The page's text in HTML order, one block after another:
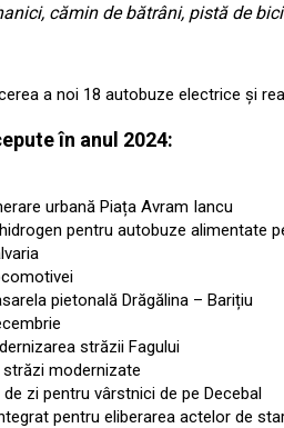
cămin de bătrâni, pistă de
a noi 18 autobuze electrice și
în anul 2024:
urbană Piața Avram Iancu
pentru autobuze alimentate
pietonală Drăgălina – Barițiu
străzii Fagului
modernizate
zi pentru vârstnici de pe Decebal
pentru eliberarea actelor de